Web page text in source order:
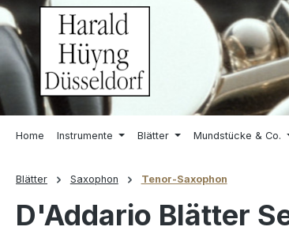
Zur Hauptnavigation springen
Home Instrumente Blätter Mundstücke & Co.
Blätter Saxophon Tenor-Saxophon
D'Addario Blätter